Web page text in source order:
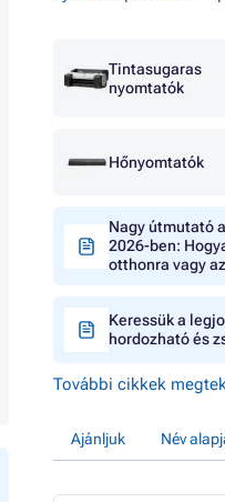
Tintasugaras
nyomtatók
Hőnyomtatók
Nagy útmutató
2026-ben:
otthonra vagy
Keressük a
hordozható és
További cikkek
Ajánljuk Név